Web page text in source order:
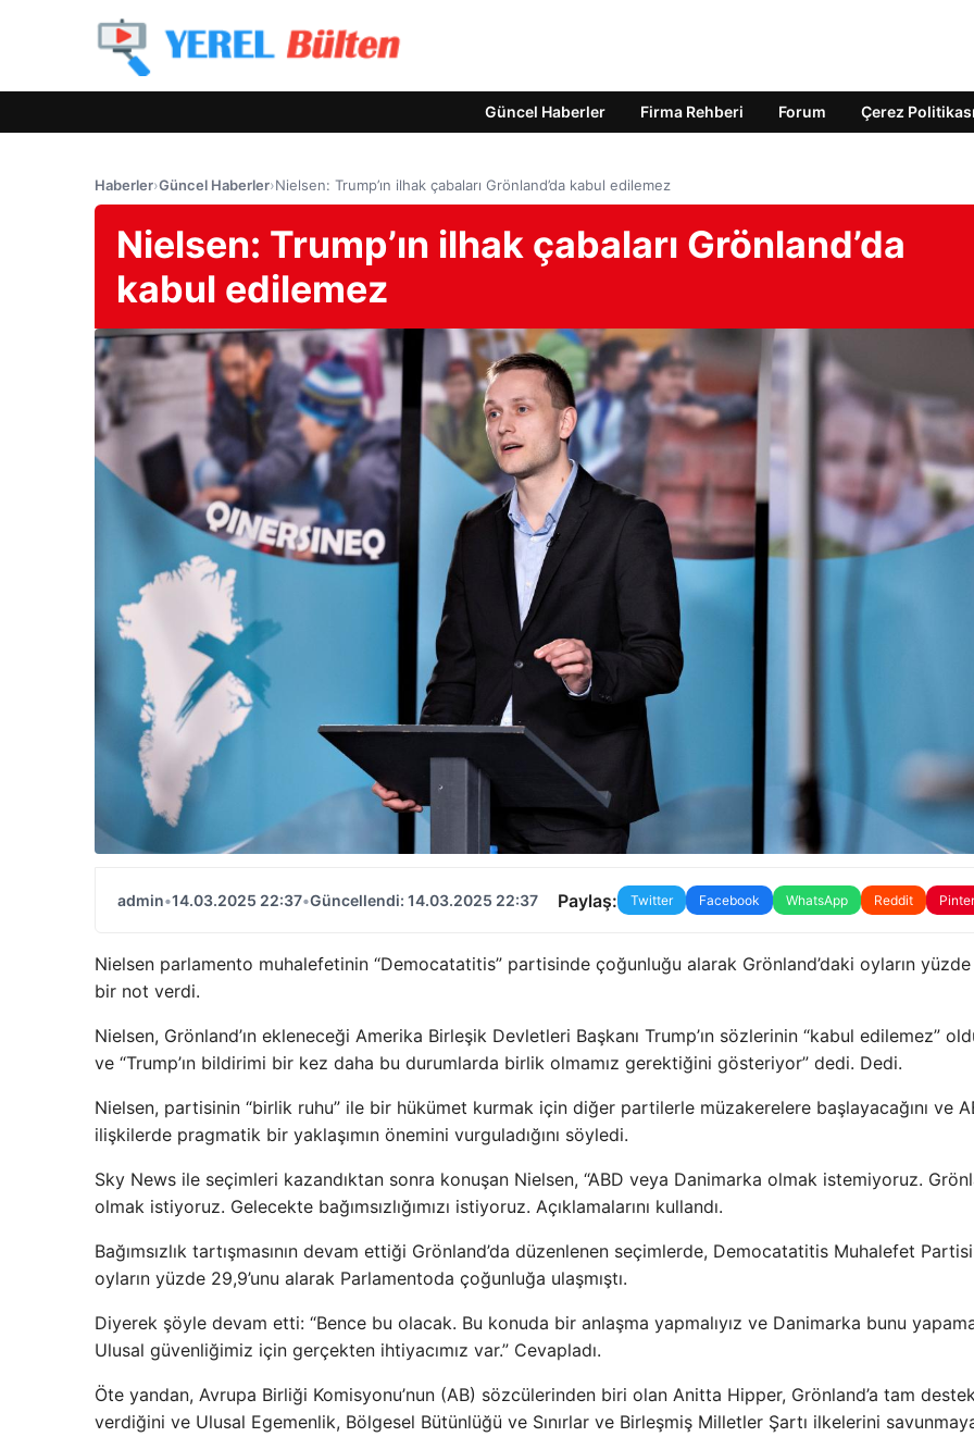
Güncel Haberler Firma Rehberi Forum Çerez Politikası
Haberler›Güncel Haberler›Nielsen: Trump’ın ilhak çabaları Grönland’da kabul edilemez
Nielsen: Trump’ın ilhak çabaları Grönland’da
kabul edilemez
admin•14.03.2025 22:37•Güncellendi: 14.03.2025 22:37 Paylaş: Twitter Facebook WhatsApp Reddit
Nielsen parlamento muhalefetinin “Democatatitis” partisinde çoğunluğu alarak Grönland’daki oyların yüzde
bir not verdi.
Nielsen, Grönland’ın ekleneceği Amerika Birleşik Devletleri Başkanı Trump’ın sözlerinin “kabul edilemez”
ve “Trump’ın bildirimi bir kez daha bu durumlarda birlik olmamız gerektiğini gösteriyor” dedi. Dedi.
Nielsen, partisinin “birlik ruhu” ile bir hükümet kurmak için diğer partilerle müzakerelere başlayacağını ve
ilişkilerde pragmatik bir yaklaşımın önemini vurguladığını söyledi.
Sky News ile seçimleri kazandıktan sonra konuşan Nielsen, “ABD veya Danimarka olmak istemiyoruz.
olmak istiyoruz. Gelecekte bağımsızlığımızı istiyoruz. Açıklamalarını kullandı.
Bağımsızlık tartışmasının devam ettiği Grönland’da düzenlenen seçimlerde, Democatatitis Muhalefet Partisi
oyların yüzde 29,9’unu alarak Parlamentoda çoğunluğa ulaşmıştı.
Diyerek şöyle devam etti: “Bence bu olacak. Bu konuda bir anlaşma yapmalıyız ve Danimarka bunu
Ulusal güvenliğimiz için gerçekten ihtiyacımız var.” Cevapladı.
Öte yandan, Avrupa Birliği Komisyonu’nun (AB) sözcülerinden biri olan Anitta Hipper, Grönland’a tam
verdiğini ve Ulusal Egemenlik, Bölgesel Bütünlüğü ve Sınırlar ve Birleşmiş Milletler Şartı ilkelerini